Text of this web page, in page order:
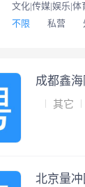
文化|传媒|娱乐|体
不限 私营
成都鑫
其它
北京量